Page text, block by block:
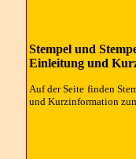
Stempel und
Einleitung und
Auf der Seite finden
und Kurzinformation